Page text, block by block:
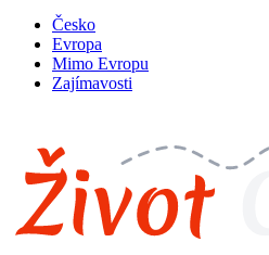
Česko
Evropa
Mimo Evropu
Zajímavosti